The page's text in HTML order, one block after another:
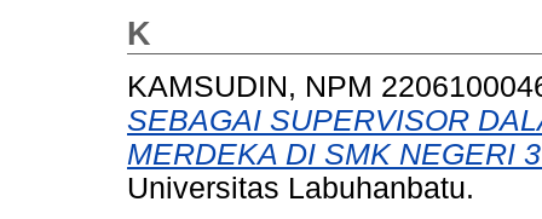
K
KAMSUDIN, NPM
SEBAGAI SUPERVISOR
MERDEKA DI SMK NEGERI
Universitas Labuhanbatu.